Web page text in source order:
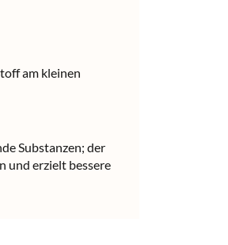
am kleinen
Substanzen; der
und erzielt bessere